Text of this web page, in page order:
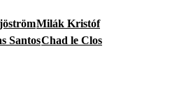
Milák Kristóf
SantosChad le Clos